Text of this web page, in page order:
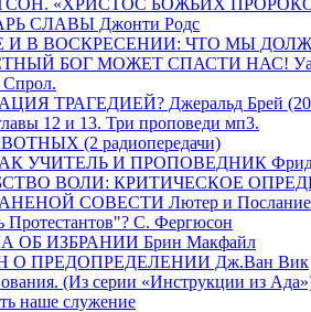
СЛАВЫ Джонти Родс
И В ВОСКРЕСЕНИИ: ЧТО МЫ
БОГ МОЖЕТ СПАСТИ НАС!
ТРАГЕДИЕЙ? Джеральд Брей
12 и 13. Три проповеди мп3.
(2 радиопередачи)
УЧИТЕЛЬ И ПРОПОВЕДНИК
ВОЛИ: КРИТИЧЕСКОЕ
СОВЕСТИ Лютер и Послание к
Протестантов"? С. Фергюсон
ИЗБРАНИИ Брин Макфайл
О ПРЕДОПРЕДЕЛЕНИИ Дж.Ван Вик
(Из серии «Инструкции из
наше служение